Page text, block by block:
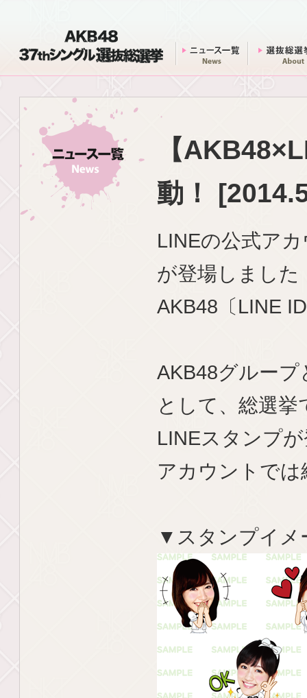
【
動！
LINEの公式ア
が登場しました
AKB48〔LINE
AKB48グルー
として、総選
LINEスタンプ
アカウントで
▼スタンプイメ